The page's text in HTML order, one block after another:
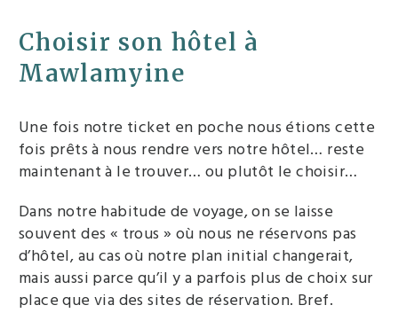
Choisir son hôtel à
Mawlamyine
Une fois notre ticket en poche nous étions cette
fois prêts à nous rendre vers notre hôtel… reste
maintenant à le trouver… ou plutôt le choisir…
Dans notre habitude de voyage, on se laisse
souvent des « trous » où nous ne réservons pas
d’hôtel, au cas où notre plan initial changerait,
mais aussi parce qu’il y a parfois plus de choix sur
place que via des sites de réservation. Bref.